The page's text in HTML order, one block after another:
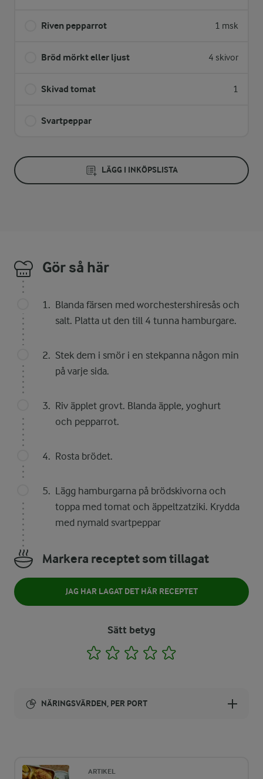
Riven pepparrot 1 msk
Bröd mörkt eller ljust 4 skivor
Skivad tomat 1
Svartpeppar
LÄGG I INKÖPSLISTA
Gör så här
Blanda färsen med worchestershiresås och
salt. Platta ut den till 4 tunna hamburgare.
Stek dem i smör i en stekpanna någon min
på varje sida.
Riv äpplet grovt. Blanda äpple, yoghurt
och pepparrot.
Rosta brödet.
Lägg hamburgarna på brödskivorna och
toppa med tomat och äppeltzatziki. Krydda
med nymald svartpeppar
Markera receptet som tillagat
JAG HAR LAGAT DET HÄR RECEPTET
Sätt betyg
1 2 3 4
NÄRINGSVÄRDEN, PER PORT
ARTIKEL